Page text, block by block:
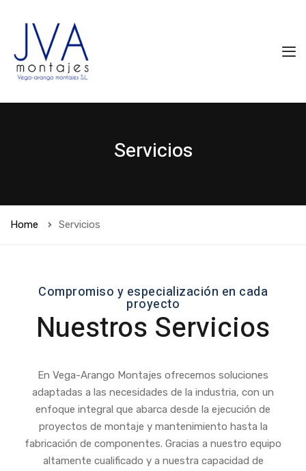
Servicios
Home Servicios
Compromiso y especialización en cada
proyecto
Nuestros Servicios
En Vega-Arango Montajes ofrecemos soluciones
adaptadas a las necesidades de la industria, con un
enfoque integral que abarca desde la ejecución de
proyectos de montaje y mantenimiento hasta la
fabricación de componentes. Gracias a nuestro equipo
altamente cualificado y a nuestra capacidad de